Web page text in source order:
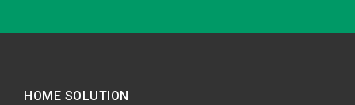
HOME SOLUTION